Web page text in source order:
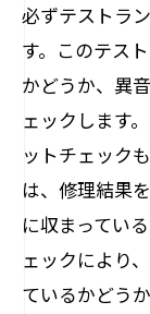
必ずテストラ
す。このテス
かどうか、異
ェックします
ットチェック
は、修理結果
に収まってい
ェックにより
ているかどう